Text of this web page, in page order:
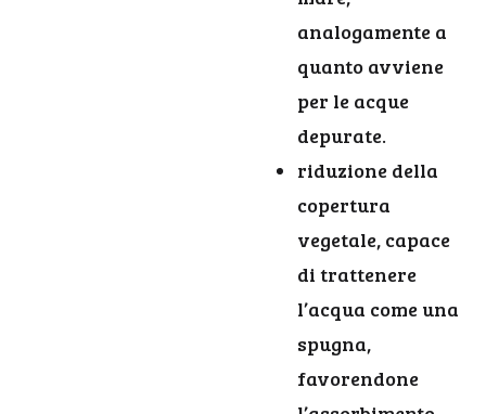
analogamente a
quanto avviene
per le acque
depurate.
riduzione della
copertura
vegetale, capace
di trattenere
l’acqua come una
spugna,
favorendone